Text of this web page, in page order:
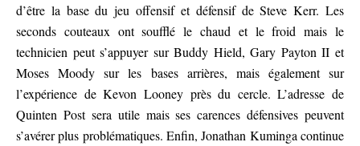
d’être la base du jeu offensif et défensif de Steve Kerr. Les
seconds couteaux ont soufflé le chaud et le froid mais le
technicien peut s’appuyer sur Buddy Hield, Gary Payton II et
Moses Moody sur les bases arrières, mais également sur
l’expérience de Kevon Looney près du cercle. L’adresse de
Quinten Post sera utile mais ses carences défensives peuvent
s’avérer plus problématiques. Enfin, Jonathan Kuminga continue